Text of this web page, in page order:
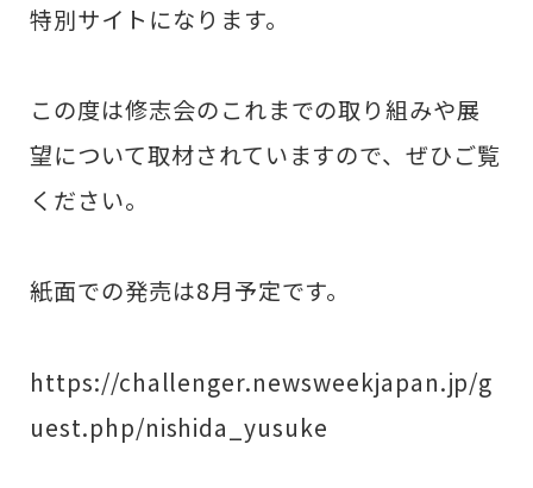
特別サイトになります。
この度は修志会のこれまでの取り組みや展
望について取材されていますので、ぜひご覧
ください。
紙面での発売は8月予定です。
https://challenger.newsweekjapan.jp/g
uest.php/nishida_yusuke